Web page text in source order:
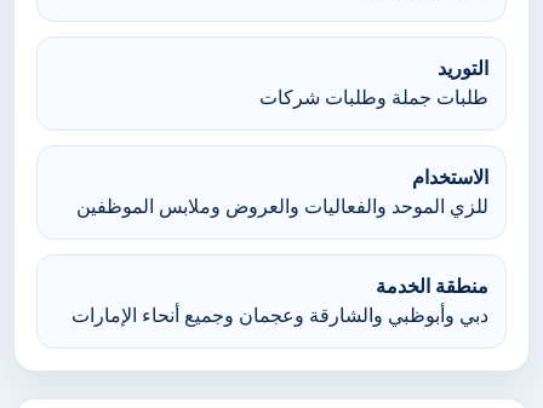
التوريد
طلبات جملة وطلبات شركات
الاستخدام
للزي الموحد والفعاليات والعروض وملابس الموظفين
منطقة الخدمة
دبي وأبوظبي والشارقة وعجمان وجميع أنحاء الإمارات